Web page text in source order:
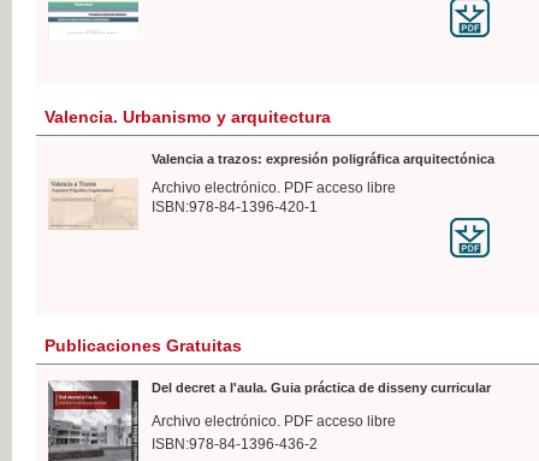
Valencia. Urbanismo y arquitectura
Valencia a trazos: expresión poligráfica arquitectónica
Archivo electrónico. PDF acceso libre
ISBN:978-84-1396-420-1
Publicaciones Gratuitas
Del decret a l'aula. Guia práctica de disseny curricular
Archivo electrónico. PDF acceso libre
ISBN:978-84-1396-436-2